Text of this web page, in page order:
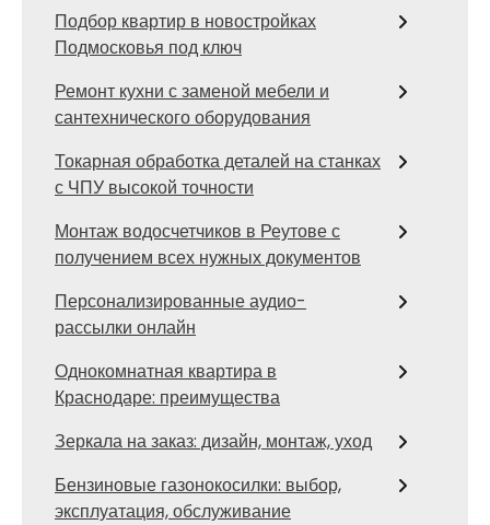
Подбор квартир в новостройках
Подмосковья под ключ
Ремонт кухни с заменой мебели и
сантехнического оборудования
Токарная обработка деталей на станках
с ЧПУ высокой точности
Монтаж водосчетчиков в Реутове с
получением всех нужных документов
Персонализированные аудио-
рассылки онлайн
Однокомнатная квартира в
Краснодаре: преимущества
Зеркала на заказ: дизайн, монтаж, уход
Бензиновые газонокосилки: выбор,
эксплуатация, обслуживание